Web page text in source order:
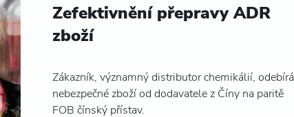
Zefektivnění přepravy ADR
zboží
Zákazník, významný distributor chemikálií, odebírá
nebezpečné zboží od dodavatele z Číny na paritě
FOB čínský přístav.